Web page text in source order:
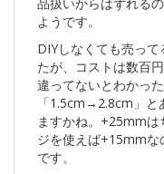
ようです。
DIYしなくても売っ
たが、コストは数百
違ってないとわかっ
「1.5cm→2.8cm」
ますかね。+25mm
ジを使えば+15mmな
です。